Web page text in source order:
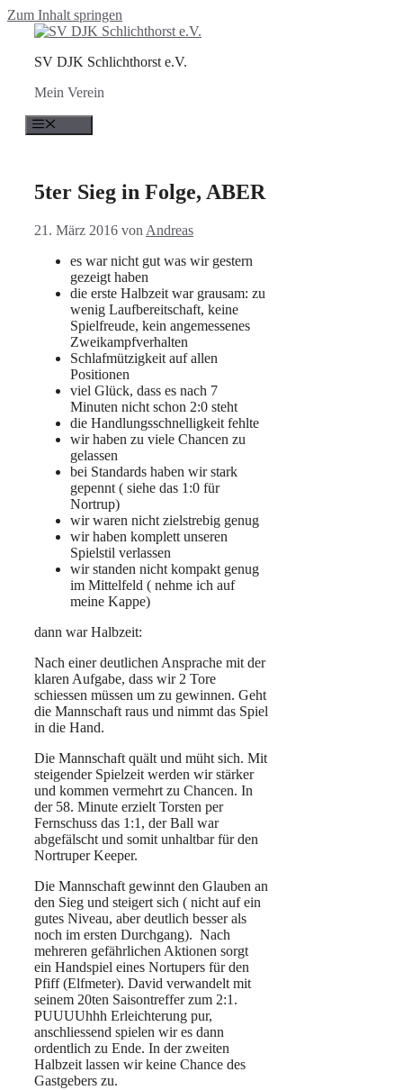
Zum Inhalt springen
SV DJK Schlichthorst e.V.
Mein Verein
5ter Sieg in Folge, ABER
21. März 2016 von Andreas
es war nicht gut was wir gestern
gezeigt haben
die erste Halbzeit war grausam: zu
wenig Laufbereitschaft, keine
Spielfreude, kein angemessenes
Zweikampfverhalten
Schlafmützigkeit auf allen
Positionen
viel Glück, dass es nach 7
Minuten nicht schon 2:0 steht
die Handlungsschnelligkeit fehlte
wir haben zu viele Chancen zu
gelassen
bei Standards haben wir stark
gepennt ( siehe das 1:0 für
Nortrup)
wir waren nicht zielstrebig genug
wir haben komplett unseren
Spielstil verlassen
wir standen nicht kompakt genug
im Mittelfeld ( nehme ich auf
meine Kappe)
dann war Halbzeit:
Nach einer deutlichen Ansprache mit der
klaren Aufgabe, dass wir 2 Tore
schiessen müssen um zu gewinnen. Geht
die Mannschaft raus und nimmt das Spiel
in die Hand.
Die Mannschaft quält und müht sich. Mit
steigender Spielzeit werden wir stärker
und kommen vermehrt zu Chancen. In
der 58. Minute erzielt Torsten per
Fernschuss das 1:1, der Ball war
abgefälscht und somit unhaltbar für den
Nortruper Keeper.
Die Mannschaft gewinnt den Glauben an
den Sieg und steigert sich ( nicht auf ein
gutes Niveau, aber deutlich besser als
noch im ersten Durchgang). Nach
mehreren gefährlichen Aktionen sorgt
ein Handspiel eines Nortupers für den
Pfiff (Elfmeter). David verwandelt mit
seinem 20ten Saisontreffer zum 2:1.
PUUUUhhh Erleichterung pur,
anschliessend spielen wir es dann
ordentlich zu Ende. In der zweiten
Halbzeit lassen wir keine Chance des
Gastgebers zu.